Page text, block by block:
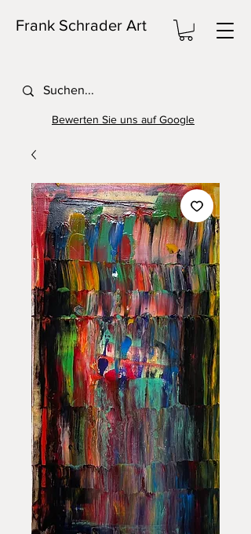
Frank Schrader Art
Bewerten Sie uns auf Google